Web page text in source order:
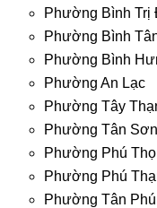
Phường Bình Trị
Phường Bình
Phường Bình
Phường An Lạc
Phường Tây
Phường Tân
Phường Phú
Phường Phú
Phường Tân Phú